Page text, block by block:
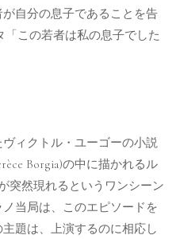
自分の息子であることを告
「この若者は私の息子でした
ィクトル・ユーゴーの小説
Borgia)の中に描かれるル
突然現れるというワンシーン
当局は、このエピソードを
題は、上演するのに相応し